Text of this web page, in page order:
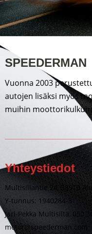
SPEEDERMAN
Vuonna 2003
autojen lisäksi myös
muihin
Yhteystiedot
Multisillantie 24, 38910
Y-tunnus: 1940284-3
Jari-Pekka Multisilta, 050
motor@speederman.com